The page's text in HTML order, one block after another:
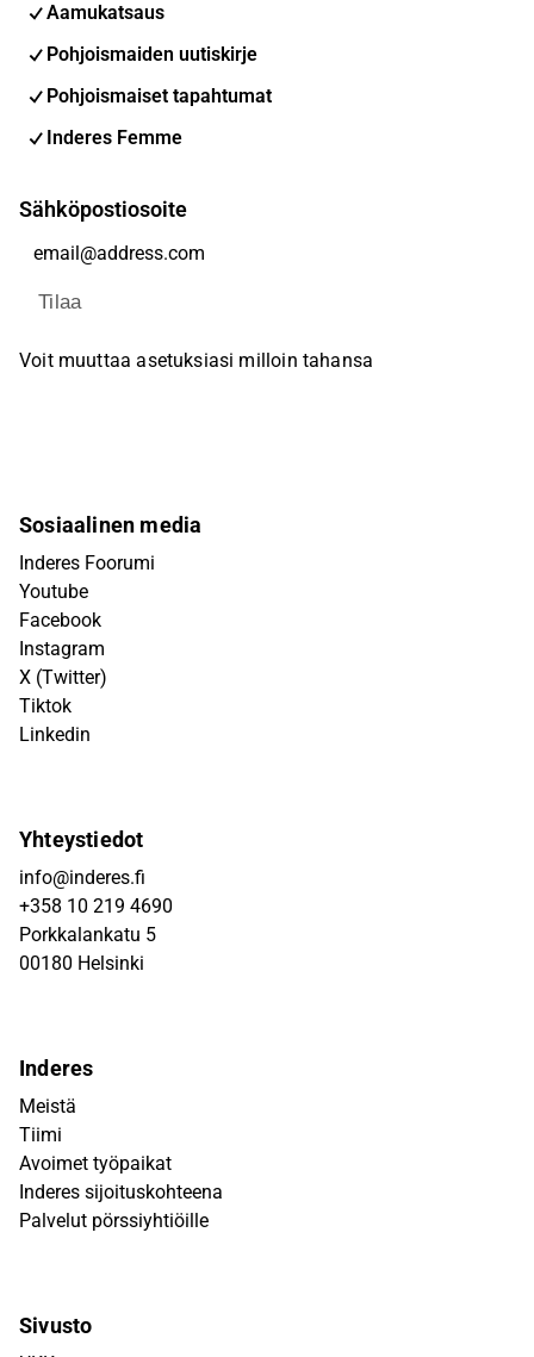
Aamukatsaus
Pohjoismaiden uutiskirje
Pohjoismaiset tapahtumat
Inderes Femme
Sähköpostiosoite
Tilaa
Voit muuttaa asetuksiasi milloin tahansa
Sosiaalinen media
Inderes Foorumi
Youtube
Facebook
Instagram
X (Twitter)
Tiktok
Linkedin
Yhteystiedot
info@inderes.fi
+358 10 219 4690
Porkkalankatu 5
00180 Helsinki
Inderes
Meistä
Tiimi
Avoimet työpaikat
Inderes sijoituskohteena
Palvelut pörssiyhtiöille
Sivusto